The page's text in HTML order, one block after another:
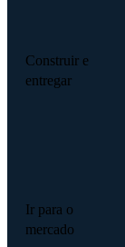
Construir e
entregar
Ir para o
mercado